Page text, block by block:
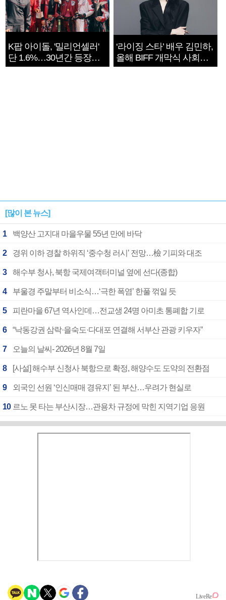
K팝 아이돌, '밀리언셀러'
단 1.6%…30년간 등장
1182개팀 전수조사
‘라이징 스타’ 배우 김민하,
올해 BIFF 개막식 사회자
확정
[많이 본 뉴스]
1 백양산 고지대 마을우물 55년 만에 바닥
2 경위 이하 경찰 하위직 ‘중수청 러시’ 전망…檢 기피와 대조
3 해수부 청사, 북항 국제여객터미널 옆에 선다(종합)
4 부울경 주말부터 비소식…‘극한 폭염’ 한풀 꺾일 듯
5 피란마을 67년 역사인데…전교생 24명 아미초 통폐합 기로
6 “낙동강권 삼락·을숙도·다대포 연결해 서부산 관광 키우자”
7 오늘의 날씨- 2026년 8월 7일
8 [사설] 해수부 신청사 북항으로 확정, 해양수도 도약의 전환점
9 외국인 선원 ‘인신매매 경유지’ 된 부산…우려가 현실로
10 르노 못 타는 부산시장…관용차 규정에 막힌 지역기업 응원